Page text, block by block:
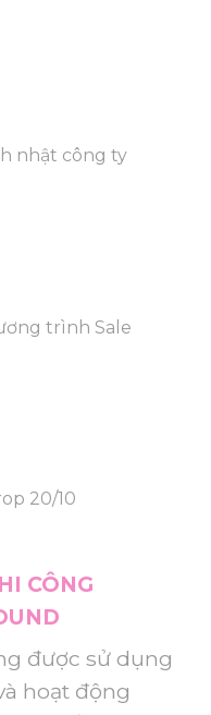
nhật công ty
trình Sale
20/10
CÔNG
được sử dụng
hoạt động